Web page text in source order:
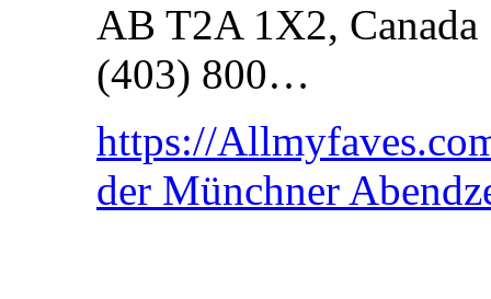
AB T2A 1X2, Canada
(403) 800…
https://
der Münchner